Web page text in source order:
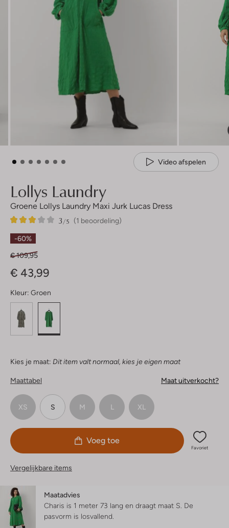
Video afspelen
Lollys Laundry
Groene Lollys Laundry Maxi Jurk Lucas Dress
(1 beoordeling)
3/5
1
3
Sterren
-60%
€ 109,95
€ 43,99
Kleur: Groen
Kies je maat: Dit item valt normaal, kies je eigen maat
Maattabel Maat uitverkocht?
XS S M L XL
Voeg toe
Favoriet
Vergelijkbare items
Maatadvies
Charis is 1 meter 73 lang en draagt maat S. De
pasvorm is losvallend